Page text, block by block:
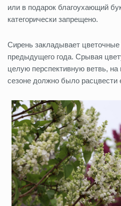
или в подарок благоухающий
категорически запрещено.
Сирень закладывает цветочные
предыдущего года. Срывая
целую перспективную ветвь,
сезоне должно было